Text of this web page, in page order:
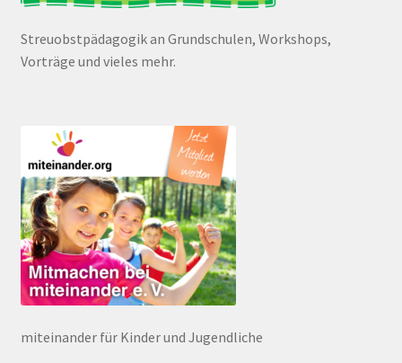
Streuobstpädagogik an Grundschulen, Workshops,
Vorträge und vieles mehr.
miteinander für Kinder und Jugendliche